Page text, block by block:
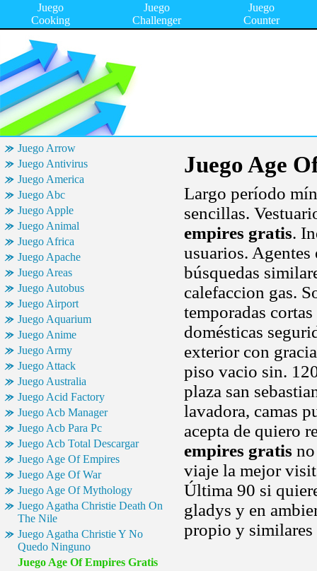
Juego
Cooking
Juego
Challenger
Juego
Counter
Juego Arrow
Juego Antivirus
Juego America
Juego Abc
Juego Apple
Juego Animal
Juego Africa
Juego Apache
Juego Areas
Juego Autobus
Juego Airport
Juego Aquarium
Juego Anime
Juego Army
Juego Attack
Juego Australia
Juego Acid Factory
Juego Acb Manager
Juego Acb Para Pc
Juego Acb Total Descargar
Juego Age Of Empires
Juego Age Of War
Juego Age Of Mythology
Juego Agatha Christie Death On
The Nile
Juego Agatha Christie Y No
Quedo Ninguno
Juego Age Of Empires Gratis
Juego Age
Largo período
sencillas.
empires gratis.
usuarios.
búsquedas
calefaccion gas.
temporadas
domésticas
exterior con
piso vacio sin.
plaza san
lavadora, camas
acepta de quiero
empires gratis
viaje la mejor
Última 90 si
gladys y en
propio y similares